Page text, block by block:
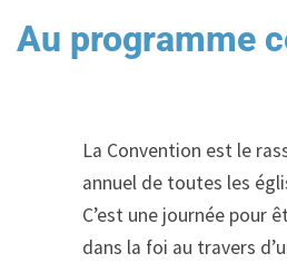
Au programme
La Convention est le
annuel de toutes les
C’est une journée pour
dans la foi au travers